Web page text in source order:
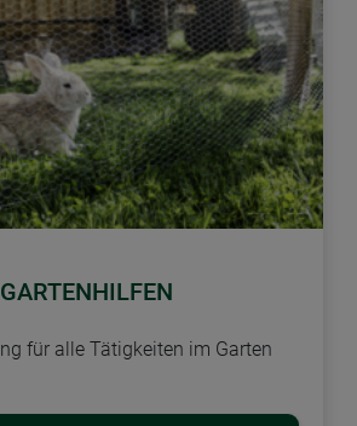
GARTENHILFEN
für alle Tätigkeiten im Garten